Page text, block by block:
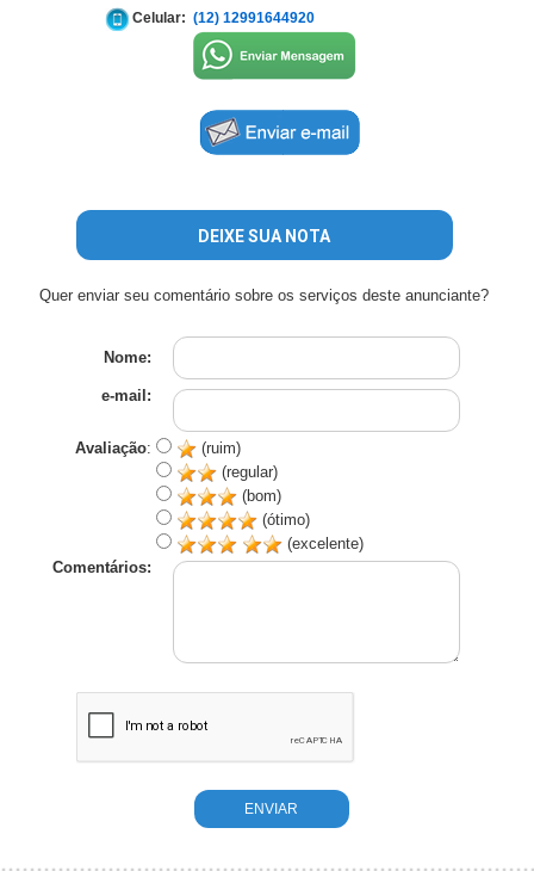
Celular: (12) 12991644920
DEIXE SUA NOTA
Quer enviar seu comentário sobre os serviços deste anunciante?
Nome:
e-mail:
Avaliação:
(ruim)
(regular)
(bom)
(ótimo)
(excelente)
Comentários: